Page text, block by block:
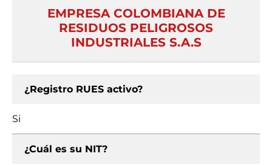
EMPRESA COLOMBIANA DE
RESIDUOS PELIGROSOS
INDUSTRIALES S.A.S
¿Registro RUES activo?
Si
¿Cuál es su NIT?